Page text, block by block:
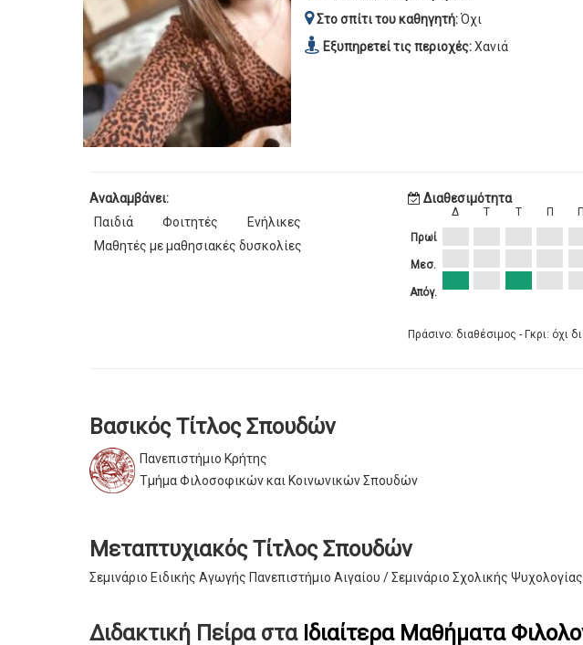
Στο σπίτι του καθηγητή:Όχι
Εξυπηρετεί τις περιοχές:Χανιά
Αναλαμβάνει:
Παιδιά
Φοιτητές
Ενήλικες
Μαθητές με μαθησιακές δυσκολίες
Διαθεσιμότητα
Πρωί
Μεσ.
Απόγ.
Δ Τ Τ Π Π
Πράσινο: διαθέσιμος - Γκρι: όχι
Βασικός Τίτλος Σπουδών
Πανεπιστήμιο Κρήτης
Τμήμα Φιλοσοφικών και Κοινωνικών Σπουδών
Μεταπτυχιακός Τίτλος Σπουδών
Σεμινάριο Ειδικής Αγωγής Πανεπιστήμιο Αιγαίου / Σεμινάριο Σχολικής
Διδακτική Πείρα στα Ιδιαίτερα Μαθήματα